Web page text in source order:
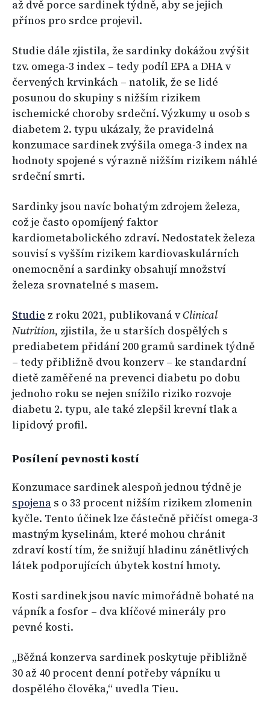
až dvě porce sardinek týdně, aby se jejich
přínos pro srdce projevil.
Studie dále zjistila, že sardinky dokážou zvýšit
tzv. omega-3 index – tedy podíl EPA a DHA v
červených krvinkách – natolik, že se lidé
posunou do skupiny s nižším rizikem
ischemické choroby srdeční. Výzkumy u osob s
diabetem 2. typu ukázaly, že pravidelná
konzumace sardinek zvýšila omega-3 index na
hodnoty spojené s výrazně nižším rizikem náhlé
srdeční smrti.
Sardinky jsou navíc bohatým zdrojem železa,
což je často opomíjený faktor
kardiometabolického zdraví. Nedostatek železa
souvisí s vyšším rizikem kardiovaskulárních
onemocnění a sardinky obsahují množství
železa srovnatelné s masem.
Studie z roku 2021, publikovaná vClinical
Nutrition, zjistila, že u starších dospělých s
prediabetem přidání 200 gramů sardinek týdně
– tedy přibližně dvou konzerv – ke standardní
dietě zaměřené na prevenci diabetu po dobu
jednoho roku se nejen snížilo riziko rozvoje
diabetu 2. typu, ale také zlepšil krevní tlak a
lipidový profil.
Posílení pevnosti kostí
Konzumace sardinek alespoň jednou týdně je
spojena s o 33 procent nižším rizikem zlomenin
kyčle. Tento účinek lze částečně přičíst omega-3
mastným kyselinám, které mohou chránit
zdraví kostí tím, že snižují hladinu zánětlivých
látek podporujících úbytek kostní hmoty.
Kosti sardinek jsou navíc mimořádně bohaté na
vápník a fosfor – dva klíčové minerály pro
pevné kosti.
„Běžná konzerva sardinek poskytuje přibližně
30 až 40 procent denní potřeby vápníku u
dospělého člověka,“ uvedla Tieu.